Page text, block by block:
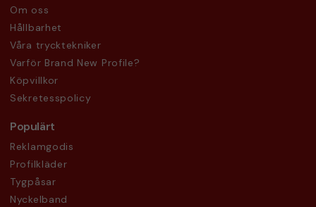
Om oss
Hållbarhet
Våra trycktekniker
Varför Brand New Profile?
Köpvillkor
Sekretesspolicy
Populärt
Reklamgodis
Profilkläder
Tygpåsar
Nyckelband